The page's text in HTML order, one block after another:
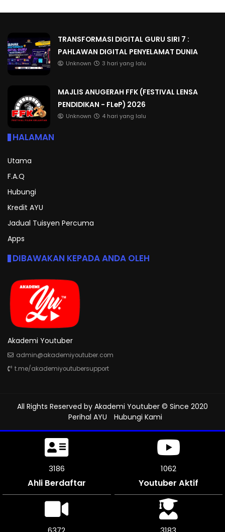
TRANSFORMASI DIGITAL GURU SIRI 7 :
PAHLAWAN DIGITAL PENYELAMAT DUNIA
Unknown 3 hari yang lalu
MAJLIS ANUGERAH FFK (FESTIVAL LENSA
PENDIDIKAN - FLeP) 2026
Unknown 4 hari yang lalu
HALAMAN
Utama
F.A.Q
Hubungi
Kredit AYU
Jadual Tuisyen Percuma
Apps
DIBAWAKAN KEPADA ANDA OLEH
Akademi Youtuber
admin@akademiyoutuber.com
t.me/akademiyoutubersupport
All Rights Reserved by Akademi Youtuber © Since 2020
Perihal AYU
Hubungi Kami
3642
Ahli Berdaftar
1214
Youtuber Aktif